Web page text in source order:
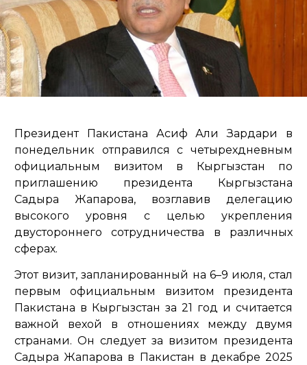
Президент Пакистана Асиф Али Зардари в
понедельник отправился с четырехдневным
официальным визитом в Кыргызстан по
приглашению президента Кыргызстана
Садыра Жапарова, возглавив делегацию
высокого уровня с целью укрепления
двустороннего сотрудничества в различных
сферах.
Этот визит, запланированный на 6–9 июля, стал
первым официальным визитом президента
Пакистана в Кыргызстан за 21 год и считается
важной вехой в отношениях между двумя
странами. Он следует за визитом президента
Садыра Жапарова в Пакистан в декабре 2025